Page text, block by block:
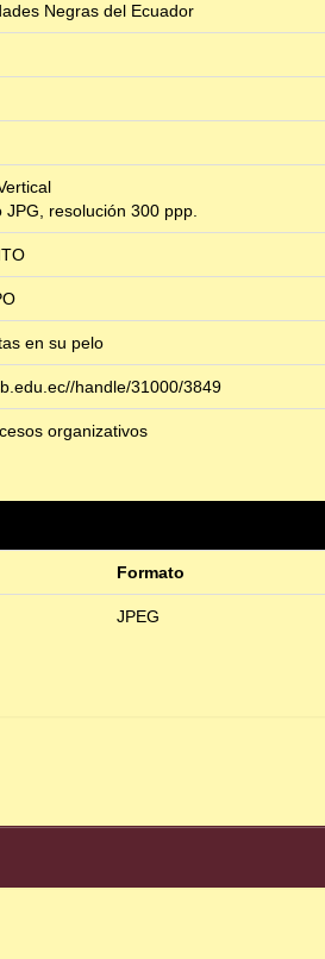
Negras del Ecuador
JPG, resolución 300 ppp.
en su pelo
handle/31000/3849
organizativos
Formato
JPEG